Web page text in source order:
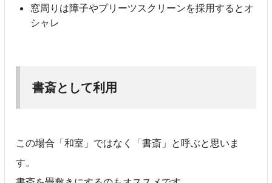
窓周りは障子やプリーツスクリーンを採用するとオ
シャレ
書斎として利用
この場合「和室」ではなく「書斎」と呼ぶと思いま
す。